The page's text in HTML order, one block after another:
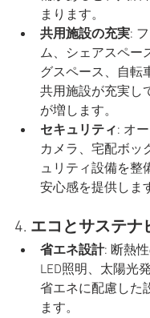
まります。
共用施設の充実:
ム、シェアスペー
グスペース、自転
共用施設が充実し
が増します。
セキュリティ: オ
カメラ、宅配ボッ
ュリティ設備を整
安心感を提供しま
4. エコとサステナ
省エネ設計: 断熱
LED照明、太陽光
省エネに配慮した
ます。